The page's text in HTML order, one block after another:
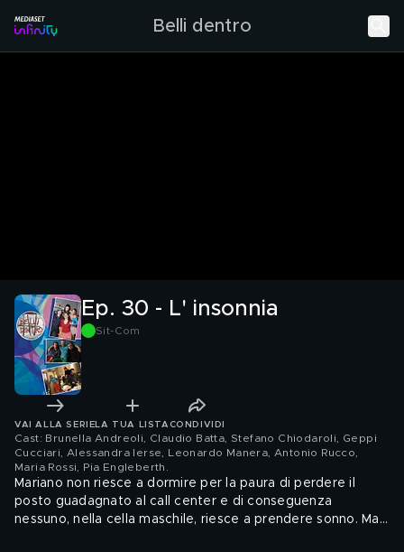
Belli dentro
Ep. 30 - L' insonnia
Sit-Com
VAI ALLA SERIE LA TUA LISTA CONDIVIDI
Cast: Brunella Andreoli, Claudio Batta, Stefano Chiodaroli, Geppi
Cucciari, Alessandra Ierse, Leonardo Manera, Antonio Rucco,
Maria Rossi, Pia Engleberth
Mariano non riesce a dormire per la paura di perdere il
posto guadagnato al call center e di conseguenza
nessuno, nella cella maschile, riesce a prendere sonno. Ma